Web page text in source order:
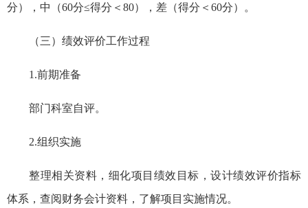
分），中（60分≤得分＜80），差（得分＜60分）。
（三）绩效评价工作过程
1.前期准备
部门科室自评。
2.组织实施
整理相关资料，细化项目绩效目标，设计绩效评价指标
体系，查阅财务会计资料，了解项目实施情况。